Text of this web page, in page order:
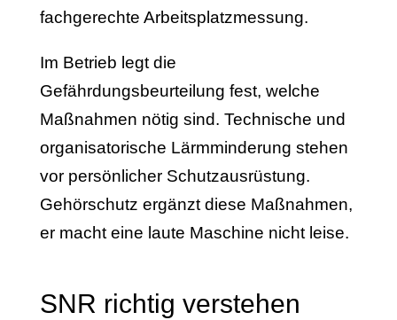
fachgerechte Arbeitsplatzmessung.
Im Betrieb legt die
Gefährdungsbeurteilung fest, welche
Maßnahmen nötig sind. Technische und
organisatorische Lärmminderung stehen
vor persönlicher Schutzausrüstung.
Gehörschutz ergänzt diese Maßnahmen,
er macht eine laute Maschine nicht leise.
SNR richtig verstehen